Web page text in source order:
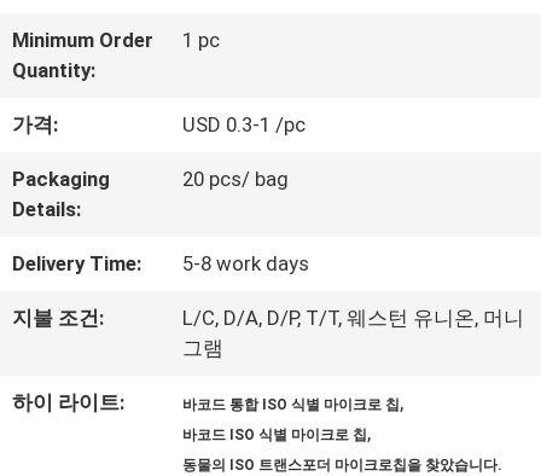
우
리
에
대
하
여
공
Minimum Order
Quantity:
1 pc
가격: USD 0.3-1 /pc
Packaging
Details:
20 pcs/ bag
Delivery Time: 5-8 work days
지불 조건:
L/C, D/A, D/P, T/T, 웨스턴 유니온, 머니
그램
하이 라이트: 바코드 통합 ISO 식별 마이크로 칩 ,
바코드 ISO 식별 마이크로 칩 ,
동물의 ISO 트랜스포더 마이크로칩을 찾았습니다.